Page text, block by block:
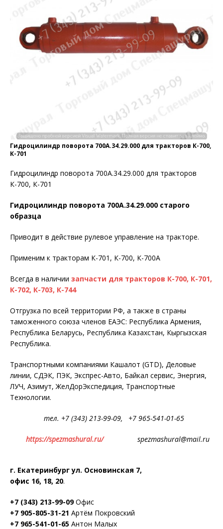
Гидроцилиндр поворота 700А.34.29.000 для тракторов К-700,
К-701
Гидроцилиндр поворота 700А.34.29.000 для тракторов
К-700, К-701
Гидроцилиндр поворота 700А.34.29.000 старого
образца
Приводит в действие рулевое управление на тракторе.
Применим к тракторам К-701, К-700, К-700А
Всегда в наличии запчасти для тракторов К-700, К-701,
К-702, К-703, К-744
Отгрузка по всей территории РФ, а также в страны
таможенного союза членов ЕАЭС: Республика Армения,
Республика Беларусь, Республика Казахстан, Кыргызская
Республика.
Транспортными компаниями Кашалот (GTD), Деловые
линии, СДЭК, ПЭК, Экспрес-Авто, Байкал сервис, Энергия,
ЛУЧ, Азимут, ЖелДорЭкспедиция, Транспортные
Технологии.
тел. +7 (343) 213-99-09, +7 965-541-01-65
https://spezmashural.ru/spezmashural@mail.ru
г. Екатеринбург ул. Основинская 7,
офис 16, 18, 20.
+7 (343) 213-99-09Офис
+7 905-805-31-21 Артём Покровский
+7 965-541-01-65 Антон Малых